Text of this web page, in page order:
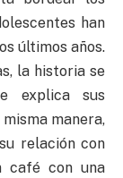
han
últimos años.
la historia se
explica sus
manera,
relación con
café con una